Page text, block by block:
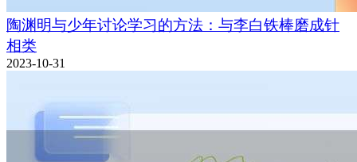
陶渊明与少年讨论学习的方法：与李白铁棒磨成针
相类
2023-10-31